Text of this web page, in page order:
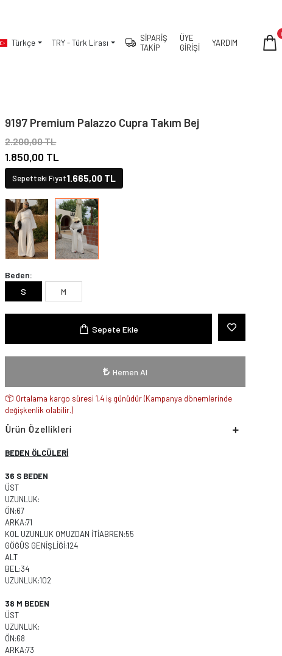
Türkçe TRY - Türk Lirası
SİPARİŞ
TAKİP
ÜYE
GİRİŞİ
YARDIM
9197 Premium Palazzo Cupra Takım Bej
2.200,00 TL
1.850,00 TL
Sepetteki Fiyat1.665,00 TL
Beden:
S
M
Sepete Ekle
Hemen Al
Ortalama kargo süresi 1,4 iş günüdür (Kampanya dönemlerinde
değişkenlik olabilir.)
Ürün Özellikleri
BEDEN ÖLCÜLERİ
36 S BEDEN
ÜST
UZUNLUK:
ÖN:67
ARKA:71
KOL UZUNLUK OMUZDAN İTİABREN:55
GÖĞÜS GENİŞLİĞİ:124
ALT
BEL:34
UZUNLUK:102
38 M BEDEN
ÜST
UZUNLUK:
ÖN:68
ARKA:73